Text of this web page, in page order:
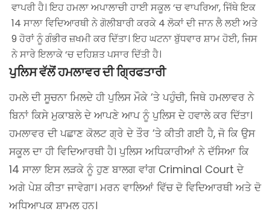
ਵਾਪਰੀ ਹੈ। ਇਹ ਹਮਲਾ ਅਪਾਲਾਚੀ ਹਾਈ ਸਕੂਲ ‘ਚ ਵਾਪਰਿਆ, ਜਿੱਥੇ ਇਕ
14 ਸਾਲਾ ਵਿਦਿਆਰਥੀ ਨੇ ਗੋਲੀਬਾਰੀ ਕਰਕੇ 4 ਲੋਕਾਂ ਦੀ ਜਾਨ ਲੈ ਲਈ ਅਤੇ
9 ਹੋਰਾਂ ਨੂੰ ਗੰਭੀਰ ਜ਼ਖਮੀ ਕਰ ਦਿੱਤਾ। ਇਹ ਘਟਨਾ ਬੁੱਧਵਾਰ ਸ਼ਾਮ ਹੋਈ, ਜਿਸ
ਨੇ ਸਾਰੇ ਇਲਾਕੇ ‘ਚ ਦਹਿਸ਼ਤ ਪਸਾਰ ਦਿੱਤੀ ਹੈ।
ਪੁਲਿਸ ਵੱਲੋਂ ਹਮਲਾਵਰ ਦੀ ਗ੍ਰਿਫਤਾਰੀ
ਹਮਲੇ ਦੀ ਸੂਚਨਾ ਮਿਲਦੇ ਹੀ ਪੁਲਿਸ ਮੌਕੇ ‘ਤੇ ਪਹੁੰਚੀ, ਜਿਥੇ ਹਮਲਾਵਰ ਨੇ
ਬਿਨਾਂ ਕਿਸੇ ਮੁਕਾਬਲੇ ਦੇ ਆਪਣੇ ਆਪ ਨੂੰ ਪੁਲਿਸ ਦੇ ਹਵਾਲੇ ਕਰ ਦਿੱਤਾ।
ਹਮਲਾਵਰ ਦੀ ਪਛਾਣ ਕੋਲਟ ਗ੍ਰੇ ਦੇ ਤੌਰ ‘ਤੇ ਕੀਤੀ ਗਈ ਹੈ, ਜੋ ਕਿ ਉਸ
ਸਕੂਲ ਦਾ ਹੀ ਵਿਦਿਆਰਥੀ ਹੈ। ਪੁਲਿਸ ਅਧਿਕਾਰੀਆਂ ਨੇ ਦੱਸਿਆ ਕਿ
14 ਸਾਲਾ ਇਸ ਲੜਕੇ ਨੂੰ ਹੁਣ ਬਾਲਗ ਵਾਂਗ Criminal Court ਦੇ
ਅਗੇ ਪੇਸ਼ ਕੀਤਾ ਜਾਵੇਗਾ। ਮਰਨ ਵਾਲਿਆਂ ਵਿੱਚ ਦੋ ਵਿਦਿਆਰਥੀ ਅਤੇ ਦੋ
ਅਧਿਆਪਕ ਸ਼ਾਮਲ ਹਨ।